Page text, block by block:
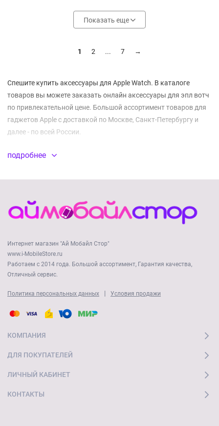
Показать еще
1 2 ... 7 →
Спешите купить аксессуары для Apple Watch. В каталоге
товаров вы можете заказать онлайн аксессуары для эпл вотч
по привлекательной цене. Большой ассортимент товаров для
гаджетов Apple с доставкой по Москве, Санкт-Петербургу и
далее - по всей России.
подробнее
Интернет магазин "Ай Мобайл Стор"
www.i-MobileStore.ru
Работаем с 2014 года. Большой ассортимент, Гарантия качества,
Отличный сервис.
Политика персональных данных | Условия продажи
КОМПАНИЯ
ДЛЯ ПОКУПАТЕЛЕЙ
ЛИЧНЫЙ КАБИНЕТ
КОНТАКТЫ